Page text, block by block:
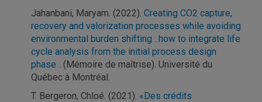
Jahanbani, Maryam. (2022). Creating CO2 capture,
recovery and valorization processes while avoiding
environmental burden shifting : how to integrate life
cycle analysis from the initial process design
phase . (Mémoire de maîtrise). Université du
Québec à Montréal.
T. Bergeron, Chloé. (2021). «Des crédits